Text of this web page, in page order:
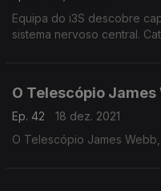
Equipa do i3S descobre
sistema nervoso central.
O Telescópio James
Ep. 42
18 dez. 2021
O Telescópio James Webb,